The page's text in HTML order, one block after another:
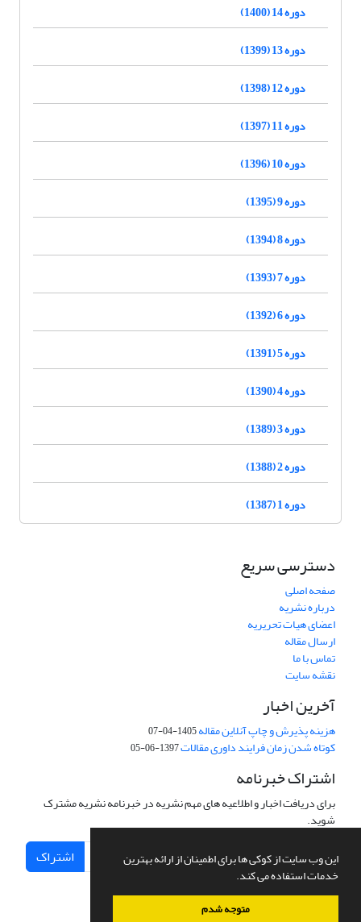
این وب سایت از کوکی ها برای اطمینان از ارائه بهترین
خدمات استفاده می کند.
متوجه شدم
دوره 14 (1400)
دوره 13 (1399)
دوره 12 (1398)
دوره 11 (1397)
دوره 10 (1396)
دوره 9 (1395)
دوره 8 (1394)
دوره 7 (1393)
دوره 6 (1392)
دوره 5 (1391)
دوره 4 (1390)
دوره 3 (1389)
دوره 2 (1388)
دوره 1 (1387)
دسترسی سریع
صفحه اصلی
درباره نشریه
اعضای هیات تحریریه
ارسال مقاله
تماس با ما
نقشه سایت
آخرین اخبار
هزینه پذیرش و چاپ آنلاین مقاله1405-04-07
کوتاه شدن زمان فرایند داوری مقالات1397-06-05
اشتراک خبرنامه
برای دریافت اخبار و اطلاعیه های مهم نشریه در خبرنامه نشریه مشترک
شوید.
اشتراک